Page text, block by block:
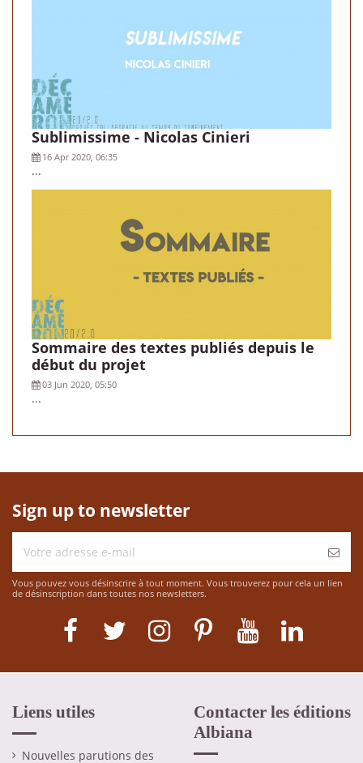
Sublimissime - Nicolas Cinieri
16 Apr 2020, 06:35
...
Sommaire des textes publiés depuis le
début du projet
03 Jun 2020, 05:50
...
Sign up to newsletter
Vous pouvez vous désinscrire à tout moment. Vous trouverez pour cela un lien
de désinscription dans toutes nos newsletters.
Liens utiles
Nouvelles parutions des
Contacter les éditions
Albiana